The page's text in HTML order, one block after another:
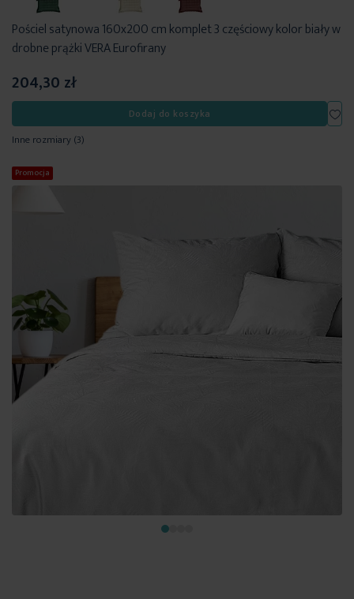
Pościel satynowa 160x200 cm komplet 3 częściowy kolor biały w
drobne prążki VERA Eurofirany
204,30 zł
Dodaj do koszyka
Inne rozmiary(3)
Promocja